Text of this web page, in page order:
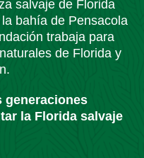
salvaje de Florida
bahía de Pensacola
trabaja para
de Florida y
generaciones
la Florida salvaje